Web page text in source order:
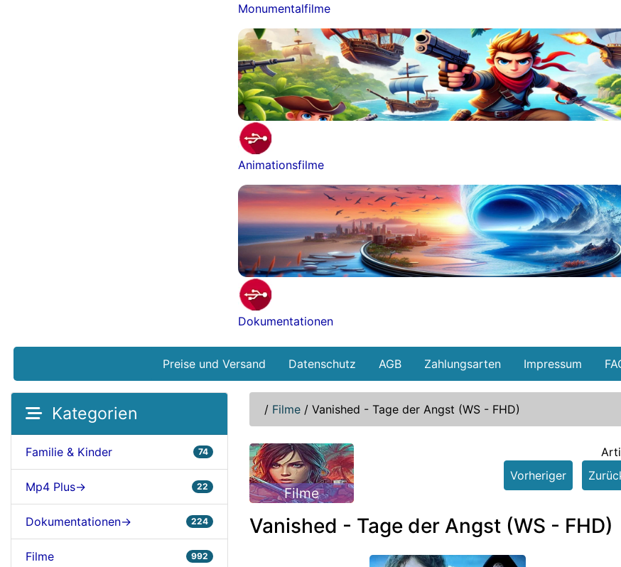
Monumentalfilme
Animationsfilme
Dokumentationen
Preise und Versand Datenschutz AGB Zahlungsarten Impressum
Kategorien
Familie & Kinder 74
Mp4 Plus-> 22
Dokumentationen-> 224
Filme 992
/ Filme / Vanished - Tage der Angst (WS - FHD)
Filme
Vorheriger
Vanished - Tage der Angst (WS - FHD)